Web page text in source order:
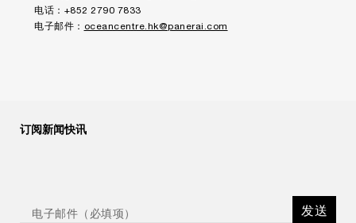
电话：+852 2790 7833
电子邮件：
oceancentre.hk@panerai.com
订阅新闻快讯
发送